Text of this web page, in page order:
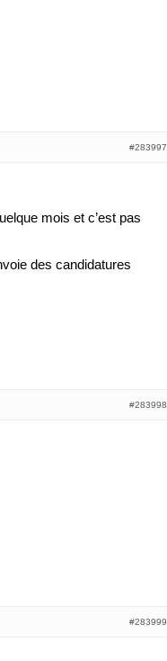
#283997
mois et c’est pas
des candidatures
#283998
#283999